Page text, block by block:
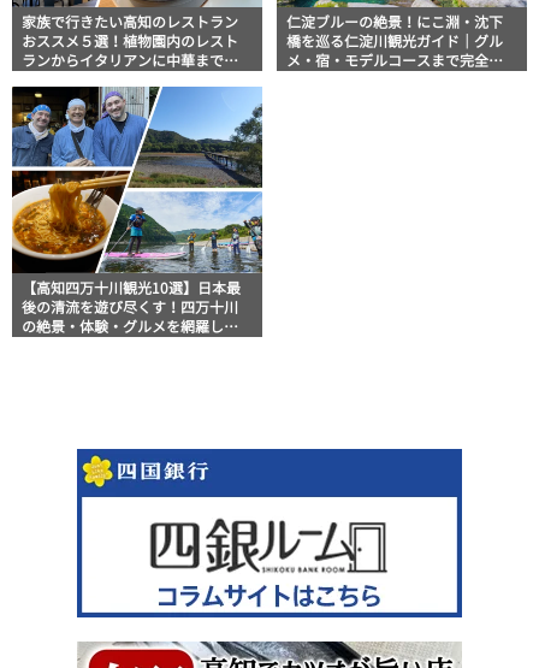
家族で行きたい高知のレストラン
おススメ５選！植物園内のレスト
ランからイタリアンに中華まで楽
仁淀ブルーの絶景！にこ淵・沈下
橋を巡る仁淀川観光ガイド｜グル
メ・宿・モデルコースまで完全網
【高知四万十川観光10選】日本最
後の清流を遊び尽くす！四万十川
の絶景・体験・グルメを網羅した